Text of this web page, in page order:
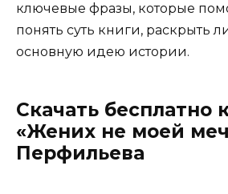
ключевые фразы, которые
понять суть книги, раскрыть
основную идею истории.
Скачать бесплатно
«Жених не моей
Перфильева